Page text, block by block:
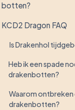
botten?
KCD2 Dragon FAQ
Is Drakenhol
Heb ik een spade
drakenbotten?
Waarom ontbreken
drakenbotten?